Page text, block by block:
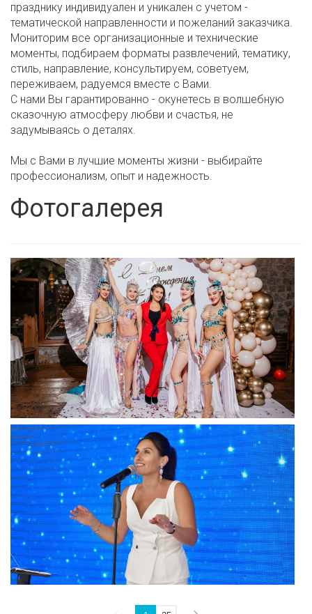
празднику индивидуален и уникален с учетом -
тематической направленности и пожеланий заказчика.
Мониторим все организационные и технические
моменты, подбираем форматы развлечений, тематику,
стиль, направление, консультируем, советуем,
переживаем, радуемся вместе с Вами.
С нами Вы гарантированно - окунетесь в волшебную
сказочную атмосферу любви и счастья, не
задумываясь о деталях.
Мы с Вами в лучшие моменты жизни - выбирайте
профессионализм, опыт и надежность.
Фотогалерея